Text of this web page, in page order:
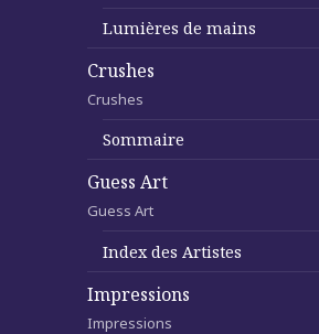
Lumières de mains
Crushes
Crushes
Sommaire
Guess Art
Guess Art
Index des Artistes
Impressions
Impressions